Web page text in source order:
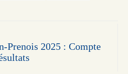
Prenois 2025 : Compte